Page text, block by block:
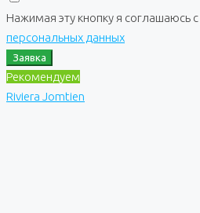
Нажимая эту кнопку я соглашаюсь с
персональных данных
Заявка
Рекомендуем
Riviera Jomtien